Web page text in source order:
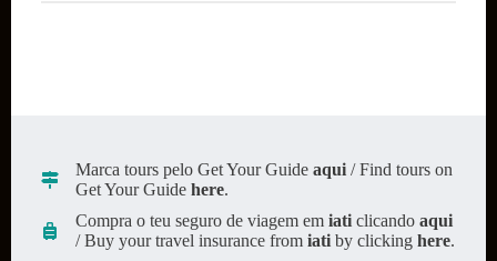
Marca tours pelo Get Your Guide aqui / Find tours on
Get Your Guide here.
Compra o teu seguro de viagem em iaticlicando aqui
/ Buy your travel insurance from iatiby clicking here.